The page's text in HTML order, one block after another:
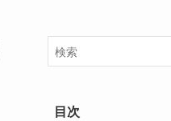
目次